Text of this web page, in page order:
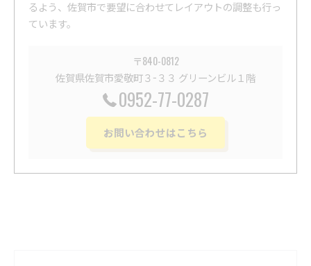
るよう、佐賀市で要望に合わせてレイアウトの調整も行っ
ています。
〒840-0812
佐賀県佐賀市愛敬町３−３３ グリーンビル１階
0952-77-0287
お問い合わせはこちら